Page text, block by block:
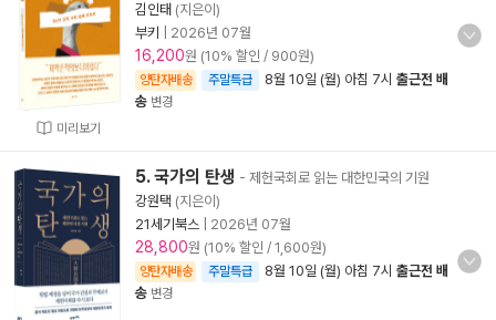
미리보기
김인태 (지은이)
부키
2026년 07월
16,200원 (10% 할인 / 900원)
양탄자배송 주말특급 8월 10일 (월) 아침 7시 출근전 배
송 변경
5. 국가의 탄생 - 제헌국회로 읽는 대한민국의 기원
강원택 (지은이)
21세기북스
2026년 07월
28,800원 (10% 할인 / 1,600원)
양탄자배송 주말특급 8월 10일 (월) 아침 7시 출근전 배
송 변경